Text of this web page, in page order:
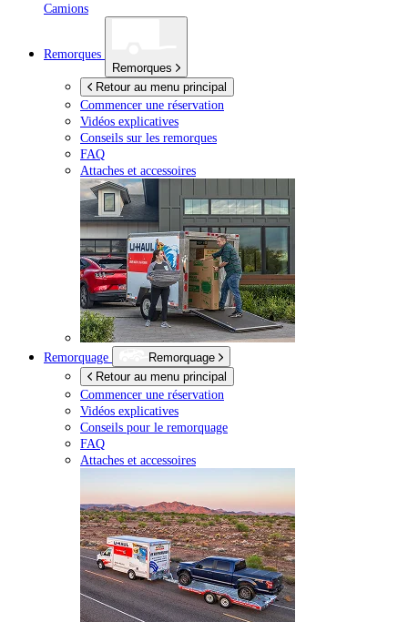
Camions
Remorques
Remorques
Retour au menu principal
Commencer une réservation
Vidéos explicatives
Conseils sur les remorques
FAQ
Attaches et accessoires
Remorquage
Remorquage
Retour au menu principal
Commencer une réservation
Vidéos explicatives
Conseils pour le remorquage
FAQ
Attaches et accessoires